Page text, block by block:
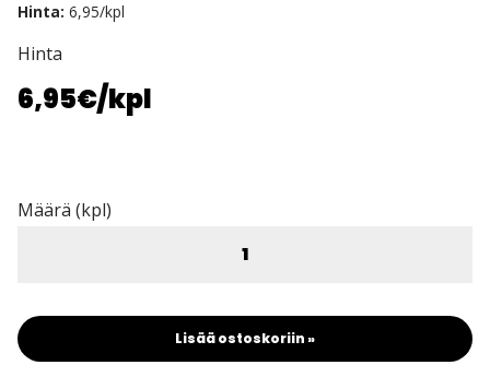
Hinta: 6,95/kpl
Hinta
6,95€/kpl
Määrä (kpl)
Lisää ostoskoriin »